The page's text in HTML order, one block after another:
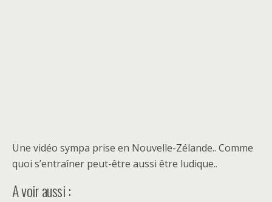
Une vidéo sympa prise en Nouvelle-Zélande.. Comme
quoi s’entraîner peut-être aussi être ludique..
A voir aussi :